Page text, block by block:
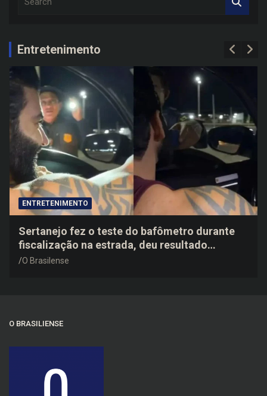
c
h
Entretenimento
ENTRETENIMENTO
Sertanejo fez o teste do bafômetro durante
fiscalização na estrada, deu resultado
negativo e elogiou o trabalho dos agentes de
O Brasilense
O BRASILIENSE